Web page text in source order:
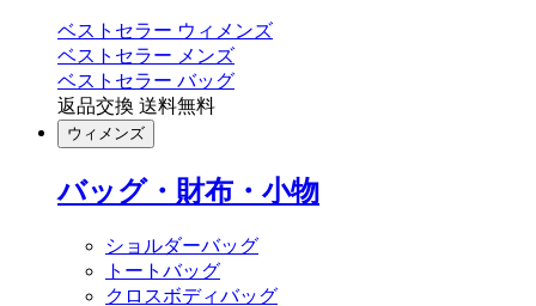
ベストセラー ウィメンズ
ベストセラー メンズ
ベストセラー バッグ
返品交換 送料無料
ウィメンズ
バッグ・財布・小物
ショルダーバッグ
トートバッグ
クロスボディバッグ